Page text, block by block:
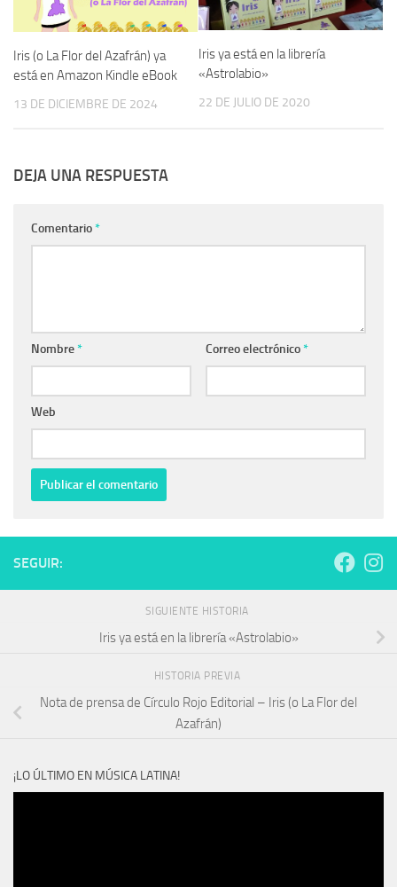
Iris (o La Flor del Azafrán) ya
está en Amazon Kindle eBook
13 DE DICIEMBRE DE 2024
Iris ya está en la librería
«Astrolabio»
22 DE JULIO DE 2020
DEJA UNA RESPUESTA
Comentario*
Nombre* Correo electrónico*
Web
SEGUIR:
SIGUIENTE HISTORIA
Iris ya está en la librería «Astrolabio»
HISTORIA PREVIA
Nota de prensa de Círculo Rojo Editorial – Iris (o La Flor del
Azafrán)
¡LO ÚLTIMO EN MÚSICA LATINA!